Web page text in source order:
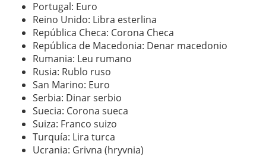
Portugal: Euro
Reino Unido: Libra esterlina
República Checa: Corona Checa
República de Macedonia: Denar macedonio
Rumania: Leu rumano
Rusia: Rublo ruso
San Marino: Euro
Serbia: Dinar serbio
Suecia: Corona sueca
Suiza: Franco suizo
Turquía: Lira turca
Ucrania: Grivna (hryvnia)